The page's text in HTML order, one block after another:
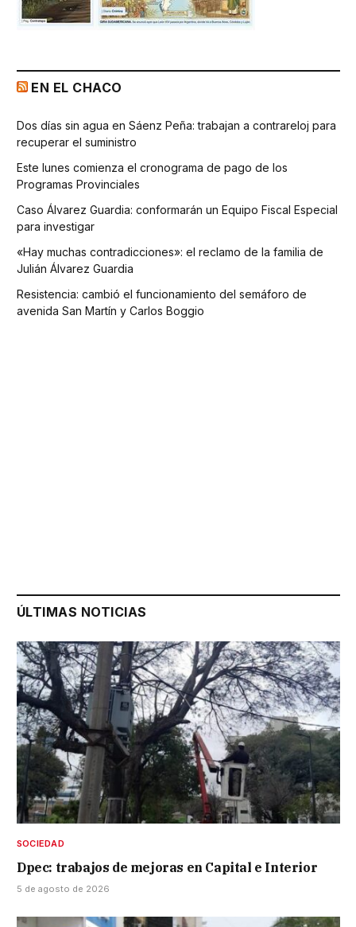
EN EL CHACO
Dos días sin agua en Sáenz Peña: trabajan a contrareloj para
recuperar el suministro
Este lunes comienza el cronograma de pago de los
Programas Provinciales
Caso Álvarez Guardia: conformarán un Equipo Fiscal Especial
para investigar
«Hay muchas contradicciones»: el reclamo de la familia de
Julián Álvarez Guardia
Resistencia: cambió el funcionamiento del semáforo de
avenida San Martín y Carlos Boggio
ÚLTIMAS NOTICIAS
SOCIEDAD
Dpec: trabajos de mejoras en Capital e Interior
5 de agosto de 2026